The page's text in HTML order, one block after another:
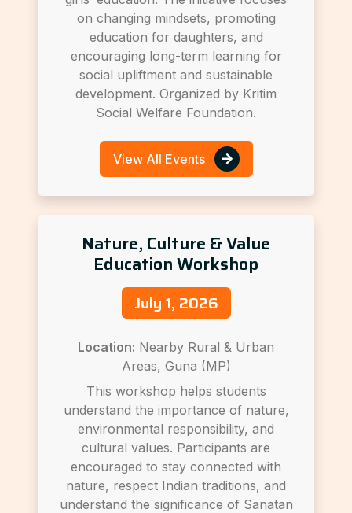
on changing mindsets, promoting
education for daughters, and
encouraging long-term learning for
social upliftment and sustainable
development. Organized by Kritim
Social Welfare Foundation.
View All Events
Nature, Culture & Value
Education Workshop
July 1, 2026
Location: Nearby Rural & Urban
Areas, Guna (MP)
This workshop helps students
understand the importance of nature,
environmental responsibility, and
cultural values. Participants are
encouraged to stay connected with
nature, respect Indian traditions, and
understand the significance of Sanatan